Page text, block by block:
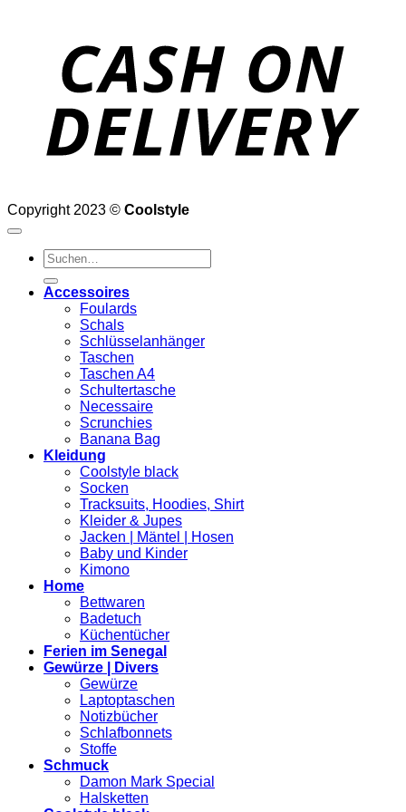
Copyright 2023 © Coolstyle
Suchen
nach:
Accessoires
Foulards
Schals
Schlüsselanhänger
Taschen
Taschen A4
Schultertasche
Necessaire
Scrunchies
Banana Bag
Kleidung
Coolstyle black
Socken
Tracksuits, Hoodies, Shirt
Kleider & Jupes
Jacken | Mäntel | Hosen
Baby und Kinder
Kimono
Home
Bettwaren
Badetuch
Küchentücher
Ferien im Senegal
Gewürze | Divers
Gewürze
Laptoptaschen
Notizbücher
Schlafbonnets
Stoffe
Schmuck
Damon Mark Special
Halsketten